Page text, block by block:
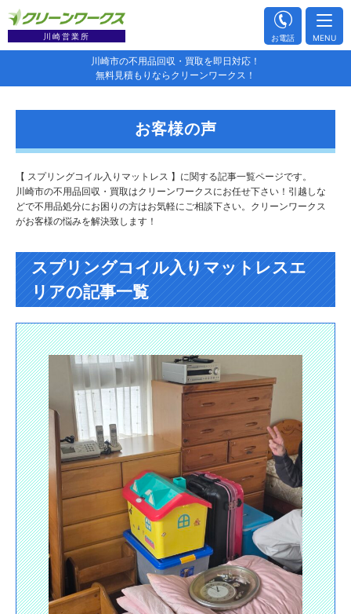
川崎市の不用品回収・買取を即日対応！
無料見積もりならクリーンワークス！
川崎営業所 お電話 MENU
お客様の声
【 スプリングコイル入りマットレス 】に関する記事一覧ページです。
川崎市の不用品回収・買取はクリーンワークスにお任せ下さい！引越しな
どで不用品処分にお困りの方はお気軽にご相談下さい。クリーンワークス
がお客様の悩みを解決致します！
スプリングコイル入りマットレスエ
リアの記事一覧